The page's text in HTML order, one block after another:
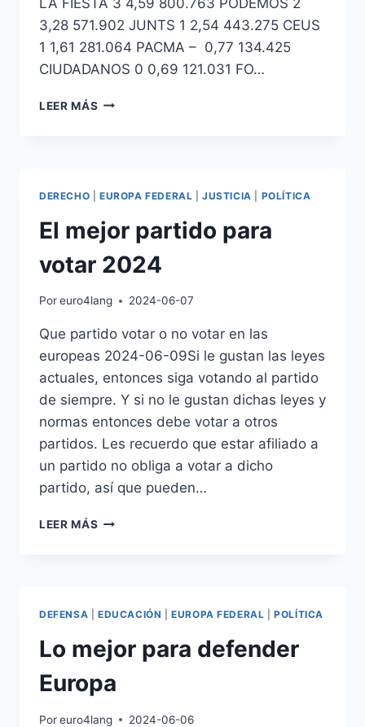
3,28 571.902 JUNTS 1 2,54 443.275 CEUS
1 1,61 281.064 PACMA – 0,77 134.425
CIUDADANOS 0 0,69 121.031 FO…
LEER MÁS RESULTADOS
DERECHO EUROPA FEDERAL |JUSTICIA POLÍTICA
El mejor partido para
votar 2024
Poreuro4lang 2024-06-07
Que partido votar o no votar en las
europeas 2024-06-09Si le gustan las leyes
actuales, entonces siga votando al partido
de siempre. Y si no le gustan dichas leyes y
normas entonces debe votar a otros
partidos. Les recuerdo que estar afiliado a
un partido no obliga a votar a dicho
partido, así que pueden…
LEER MÁS
DEFENSA EDUCACIÓN |EUROPA FEDERAL |POLÍTICA
Lo mejor para defender
Europa
Poreuro4lang 2024-06-06